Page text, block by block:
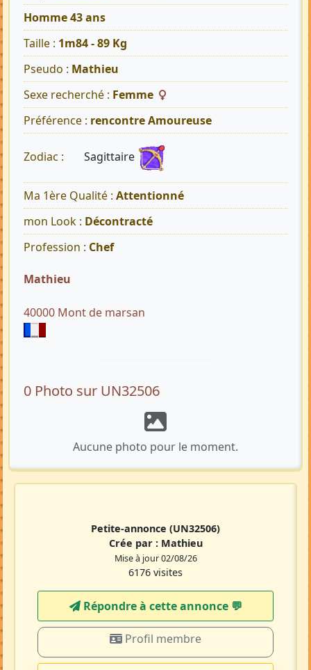
Homme 43 ans
Taille : 1m84 - 89 Kg
Pseudo : Mathieu
Sexe recherché : Femme
Préférence : rencontre Amoureuse
Zodiac : Sagittaire
Ma 1ère Qualité : Attentionné
mon Look : Décontracté
Profession : Chef
Mathieu
40000 Mont de marsan
0 Photo sur UN32506
Aucune photo pour le moment.
Petite-annonce (UN32506)
Crée par : Mathieu
Mise à jour 02/08/26
6176 visites
Répondre à cette annonce 💬​
Profil membre